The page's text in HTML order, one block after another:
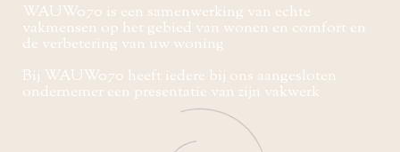
WAUW070 is een samenwerking van echte
vakmensen op het gebied van wonen en comfort en
de verbetering van uw woning
Bij WAUW070 heeft iedere bij ons aangesloten
ondernemer een presentatie van zijn vakwerk